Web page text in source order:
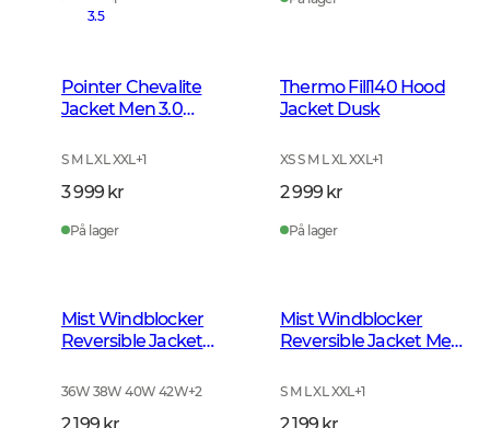
3.5
Pointer Chevalite
Jacket Men 3.0
S M L XL XXL+1
3 999 kr
På lager
Thermo Fill140 Hood
Jacket Dusk
XS S M L XL XXL+1
2 999 kr
På lager
Mist Windblocker
Reversible Jacket
Orange Deer
36W 38W 40W 42W+2
Mist Windblocker
Reversible Jacket Men
S M L XL XXL+1